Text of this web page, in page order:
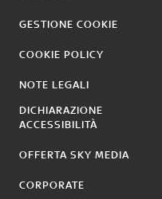
GESTIONE COOKIE
COOKIE POLICY
NOTE LEGALI
DICHIARAZIONE
ACCESSIBILITÀ
OFFERTA SKY MEDIA
CORPORATE